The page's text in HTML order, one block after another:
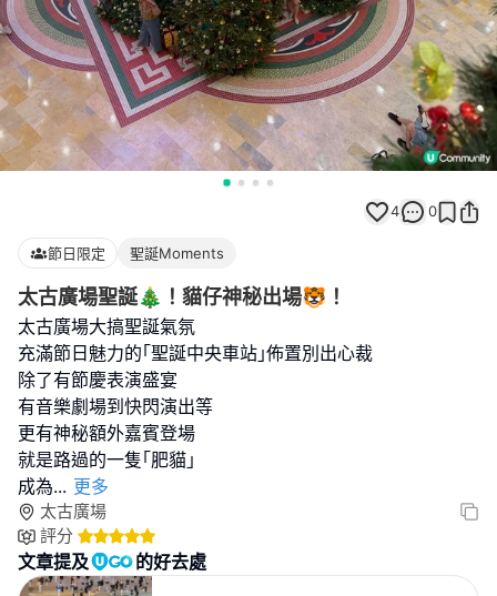
4 0
節日限定 聖誕Moments
太古廣場聖誕🎄！貓仔神秘出場🐯！
太古廣場大搞聖誕氣氛
充滿節日魅力的｢聖誕中央車站｣佈置別出心裁
除了有節慶表演盛宴
有音樂劇場到快閃演出等
更有神秘額外嘉賓登場
就是路過的一隻｢肥貓｣
成為... 更多
太古廣場
評分
文章提及 的好去處